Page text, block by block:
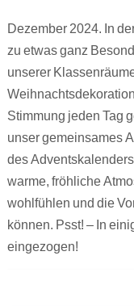
Dezember 2024. In
zu etwas ganz
unserer
Stimmung jeden Tag
unser gemeinsames
des
warme, fröhliche
wohlfühlen und die
können. Psst! – In
eingezogen!